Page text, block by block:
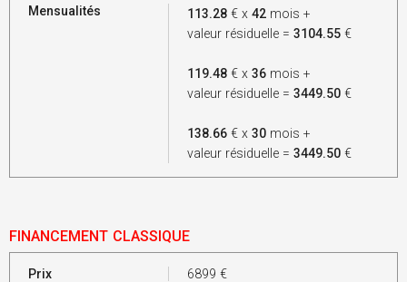
Mensualités 113.28 € x42 mois +
valeur résiduelle =3104.55 €
119.48 € x36 mois +
valeur résiduelle =3449.50 €
138.66 € x30 mois +
valeur résiduelle =3449.50 €
FINANCEMENT CLASSIQUE
Prix 6899 €